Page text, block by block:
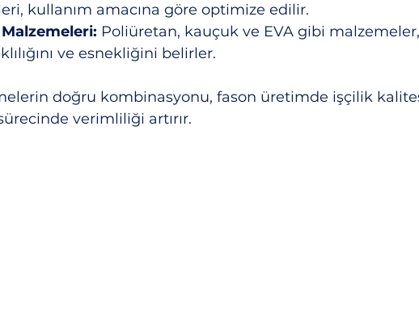
kullanım amacına göre optimize edilir.
Poliüretan, kauçuk ve EVA gibi malzemeler,
ve esnekliğini belirler.
doğru kombinasyonu, fason üretimde işçilik
verimliliği artırır.